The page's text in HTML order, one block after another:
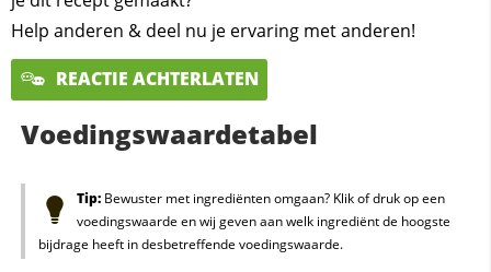
Help anderen & deel nu je ervaring met anderen!
REACTIE ACHTERLATEN
Voedingswaardetabel
Tip:Bewuster met ingrediënten omgaan? Klik of druk op een
voedingswaarde en wij geven aan welk ingrediënt de hoogste
bijdrage heeft in desbetreffende voedingswaarde.